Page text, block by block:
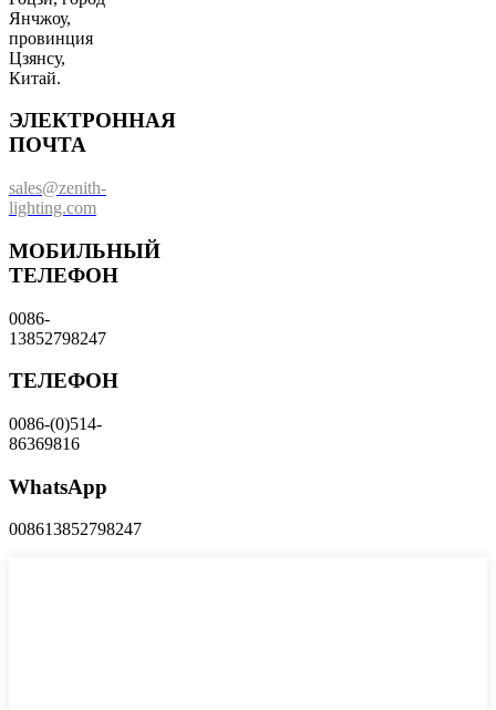
Янчжоу,
провинция
Цзянсу,
Китай.
ЭЛЕКТРОННАЯ
ПОЧТА
sales@zenith-
lighting.com
МОБИЛЬНЫЙ
ТЕЛЕФОН
0086-
13852798247
ТЕЛЕФОН
0086-(0)514-
86369816
WhatsApp
008613852798247